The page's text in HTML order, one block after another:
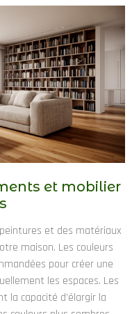
et mobilier
et des matériaux
maison. Les couleurs
pour créer une
les espaces. Les
la capacité d’élargir la